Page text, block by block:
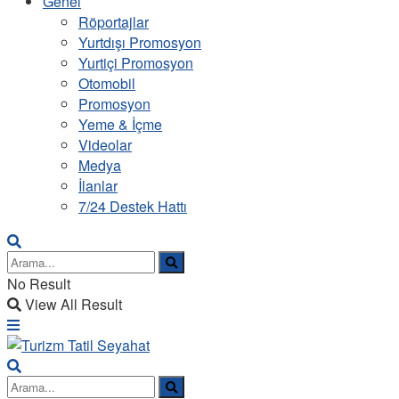
Röportajlar
Yurtdışı Promosyon
Yurtiçi Promosyon
Otomobil
Promosyon
Yeme & İçme
Videolar
Medya
İlanlar
7/24 Destek Hattı
No Result
View All Result